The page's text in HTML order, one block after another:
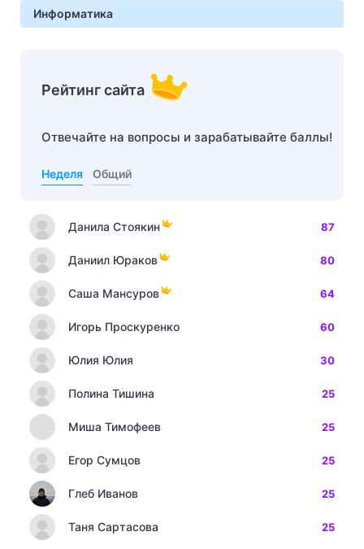
Информатика
Рейтинг сайта
Отвечайте на вопросы и зарабатывайте баллы!
Неделя Общий
Данила Стоякин 87
Даниил Юраков 80
Саша Мансуров 64
Игорь Проскуренко 60
Юлия Юлия 30
Полина Тишина 25
Миша Тимофеев 25
Егор Сумцов 25
Глеб Иванов 25
Таня Сартасова 25